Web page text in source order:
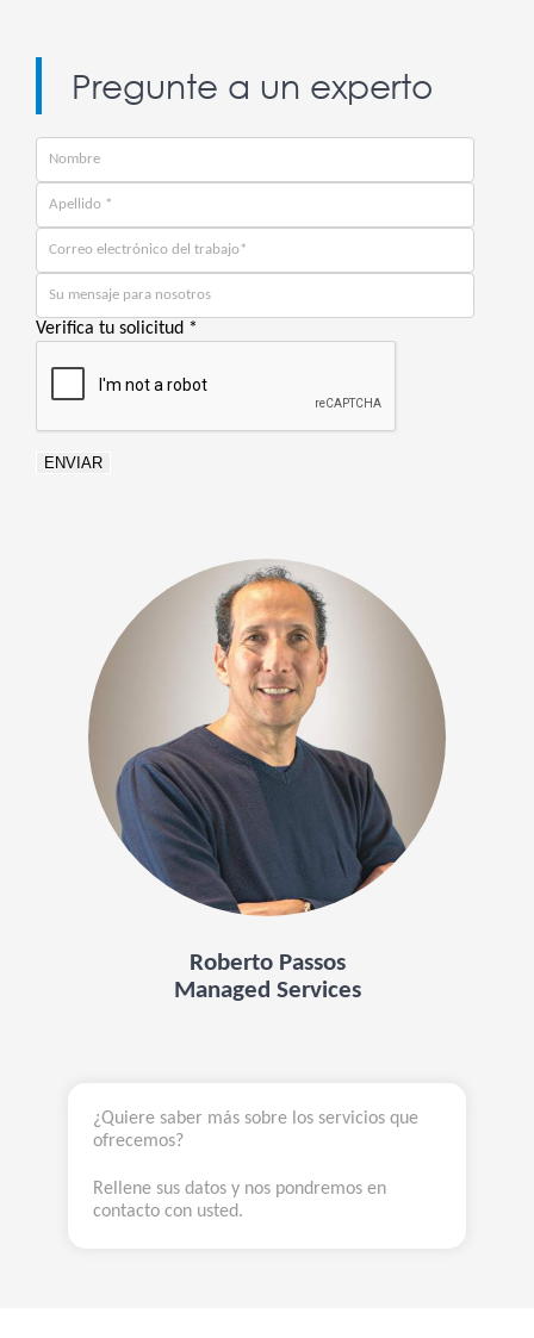
Pregunte a un experto
Verifica tu solicitud *
ENVIAR
Roberto Passos
Managed Services
¿Quiere saber más sobre los servicios que
ofrecemos?
Rellene sus datos y nos pondremos en
contacto con usted.